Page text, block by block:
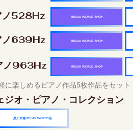
ノ528Hz RELAX WORLD SHOP
ノ639Hz RELAX WORLD SHOP
ノ963Hz RELAX WORLD SHOP
に楽しめるピアノ作品5枚作品をセット
ジオ・ピアノ・コレクション
楽天市場 RELAX WORLD店